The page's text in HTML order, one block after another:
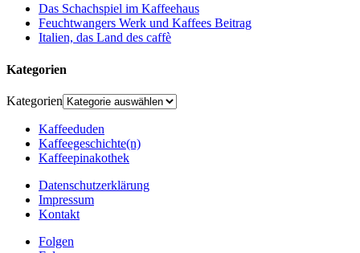
Das Schachspiel im Kaffeehaus
Feuchtwangers Werk und Kaffees Beitrag
Italien, das Land des caffè
Kategorien
Kategorien
Kaffeeduden
Kaffeegeschichte(n)
Kaffeepinakothek
Datenschutzerklärung
Impressum
Kontakt
Folgen